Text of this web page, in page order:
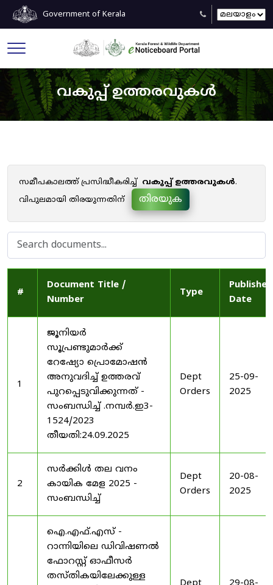
Government of Kerala
വകുപ്പ് ഉത്തരവുകൾ
സമീപകാലത്ത് പ്രസിദ്ധീകരിച്ച് വകുപ്പ് ഉത്തരവുകൾ.
വിപുലമായി തിരയുന്നതിന്
തിരയുക
#
Document Title /
Number
Type
Published
Date
1
ജൂനിയർ
സൂപ്രണ്ടുമാർക്ക്
റേഷ്യോ പ്രൊമോഷൻ
അനുവദിച്ച് ഉത്തരവ്
പുറപ്പെടുവിക്കുന്നത് -
സംബന്ധിച്ച് .നമ്പർ.ഇ3-
1524/2023
തീയതി:24.09.2025
Dept
Orders
25-09-
2025
2
സർക്കിൾ തല വനം
കായിക മേള 2025 -
സംബന്ധിച്ച്
Dept
Orders
20-08-
2025
ഐ.എഫ്.എസ് -
റാന്നിയിലെ ഡിവിഷണൽ
ഫോറസ്റ്റ് ഓഫീസർ
തസ്തികയിലേക്കുള്ള